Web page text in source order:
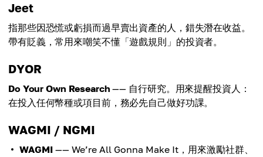
Jeet
指那些因恐慌或虧損而過早賣出資產的人，錯失潛在收益。
帶有貶義，常用來嘲笑不懂「遊戲規則」的投資者。
DYOR
Do Your Own Research —— 自行研究。用來提醒投資人：
在投入任何幣種或項目前，務必先自己做好功課。
WAGMI / NGMI
WAGMI —— We’re All Gonna Make It，用來激勵社群、